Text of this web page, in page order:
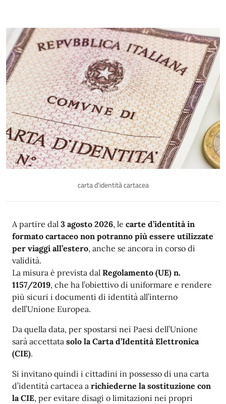
carta d'identità cartacea
A partire dal 3 agosto 2026, le carte d’identità in
formato cartaceo non potranno più essere utilizzate
per viaggi all’estero, anche se ancora in corso di
validità.
La misura è prevista dal Regolamento (UE) n.
1157/2019, che ha l’obiettivo di uniformare e rendere
più sicuri i documenti di identità all’interno
dell’Unione Europea.
Da quella data, per spostarsi nei Paesi dell’Unione
sarà accettata solo la Carta d’Identità Elettronica
(CIE).
Si invitano quindi i cittadini in possesso di una carta
d’identità cartacea a richiederne la sostituzione con
la CIE, per evitare disagi o limitazioni nei propri